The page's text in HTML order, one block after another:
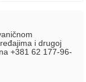
i drugoj
+381 62 177-96-